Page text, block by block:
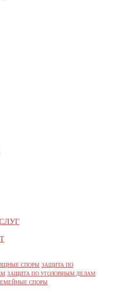
СПОРЫ ЗАЩИТА ПО
ЗАЩИТА ПО УГОЛОВНЫМ ДЕЛАМ
СПОРЫ